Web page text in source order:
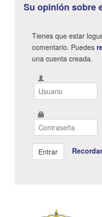
Su opinión sobre
Tienes que estar
comentario. Puedes
una cuenta creada.